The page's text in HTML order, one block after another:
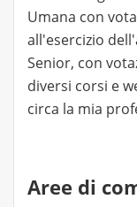
Umana con
all'esercizio
Senior, con
diversi corsi e
circa la mia
Aree di